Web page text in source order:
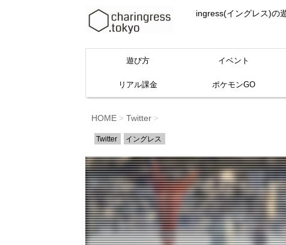
ingress(イングレス)の
遊び方 イベント
リアル課金 ポケモンGO
HOME > Twitter >
Twitter イングレス